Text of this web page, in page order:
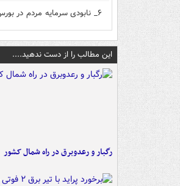
۶_ نابودی سرمایه مردم در بورس
این مطالب را از دست ندهید....
رگبار و رعدوبرق در راه شمال کشور